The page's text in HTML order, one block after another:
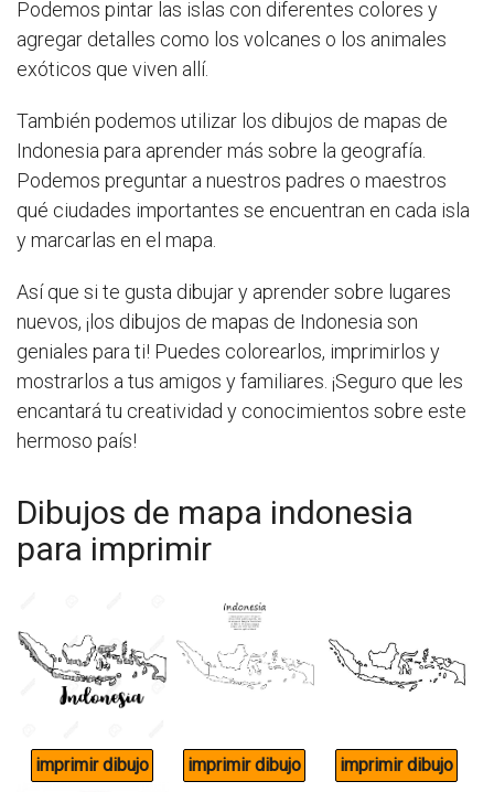
Podemos pintar las islas con diferentes colores y
agregar detalles como los volcanes o los animales
exóticos que viven allí.
También podemos utilizar los dibujos de mapas de
Indonesia para aprender más sobre la geografía.
Podemos preguntar a nuestros padres o maestros
qué ciudades importantes se encuentran en cada isla
y marcarlas en el mapa.
Así que si te gusta dibujar y aprender sobre lugares
nuevos, ¡los dibujos de mapas de Indonesia son
geniales para ti! Puedes colorearlos, imprimirlos y
mostrarlos a tus amigos y familiares. ¡Seguro que les
encantará tu creatividad y conocimientos sobre este
hermoso país!
Dibujos de mapa indonesia
para imprimir